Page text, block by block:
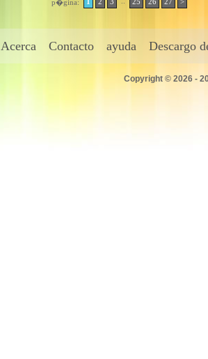
p�gina:
Acerca Contacto ayuda Descargo
Copyright © 2026 -